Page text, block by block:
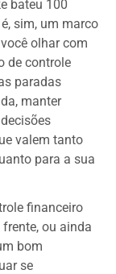
bateu 100
sim, um marco
olhar com
de controle
paradas
manter
valem tanto
para a sua
financeiro
ou ainda
bom
se